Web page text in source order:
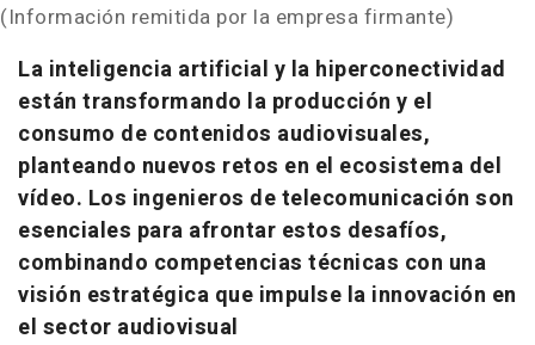
(Información remitida por la empresa firmante)
La inteligencia artificial y la hiperconectividad
están transformando la producción y el
consumo de contenidos audiovisuales,
planteando nuevos retos en el ecosistema del
vídeo. Los ingenieros de telecomunicación son
esenciales para afrontar estos desafíos,
combinando competencias técnicas con una
visión estratégica que impulse la innovación en
el sector audiovisual